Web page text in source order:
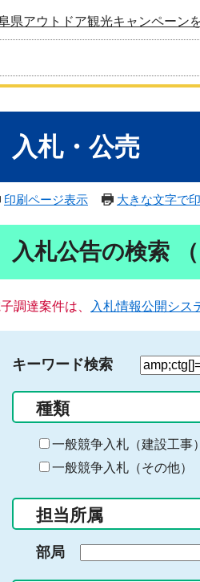
県アウトドア観光キャンペーン
入札・公売
印刷ページ表示 大きな文字で
入札公告の検索
調達案件は、 入札情報公開シス
キーワード検索
検
る
キ
ー
ー
入
力
種類
一般競争入札（建設工事）
一般競争入札（その他）
担当所属
部局